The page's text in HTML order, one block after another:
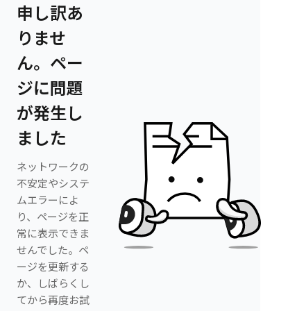
申し訳あ
りませ
ん。ペー
ジに問題
が発生し
ました
ネットワークの
不安定やシステ
ムエラーによ
り、ページを正
常に表示できま
せんでした。ペ
ージを更新する
か、しばらくし
てから再度お試